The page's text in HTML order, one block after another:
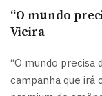
“O mundo
Vieira
“O mundo precisa
campanha que irá